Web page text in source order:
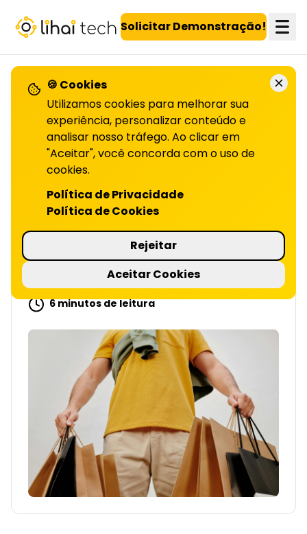
LiHai - Página inicial Solicitar Demonstração!
VOLTAR PARA O BLOG
Utilizando programas de
fidelidade
PARA IMPULSIONAR VENDAS CRUZADAS |
Vendas cruzadas aumentam o valor do
cliente com ofertas relevantes em
programas de fidelidade. Leia o artigo
completo!
6 minutos de leitura
🍪 Cookies
Utilizamos cookies para melhorar sua
experiência, personalizar conteúdo e
analisar nosso tráfego. Ao clicar em
"Aceitar", você concorda com o uso de
cookies.
Política de Privacidade
Política de Cookies
Rejeitar
Aceitar Cookies